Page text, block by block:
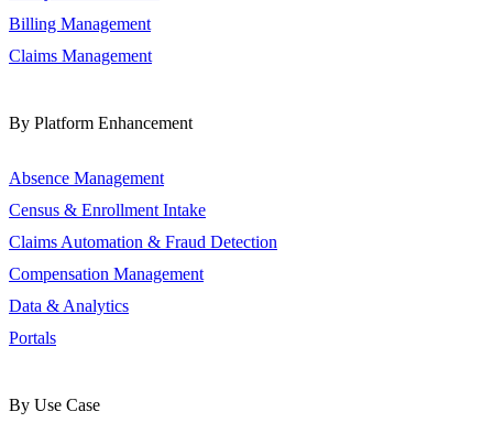
Billing Management
Claims Management
By Platform Enhancement
Absence Management
Census & Enrollment Intake
Claims Automation & Fraud Detection
Compensation Management
Data & Analytics
Portals
By Use Case